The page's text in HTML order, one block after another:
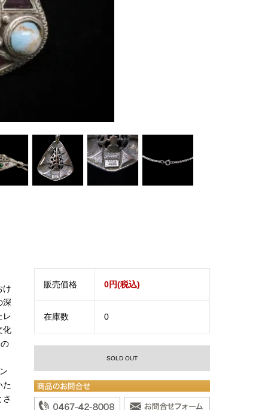
け
深
レ
化
た
販売価格 0円(税込)
在庫数 0
SOLD OUT